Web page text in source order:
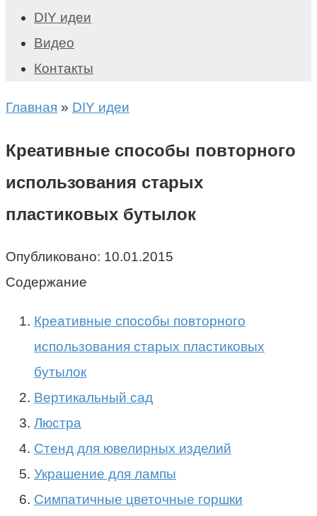
DIY идеи
Видео
Контакты
Главная » DIY идеи
Креативные способы повторного
использования старых
пластиковых бутылок
Опубликовано: 10.01.2015
Содержание
Креативные способы повторного
использования старых пластиковых
бутылок
Вертикальный сад
Люстра
Стенд для ювелирных изделий
Украшение для лампы
Симпатичные цветочные горшки